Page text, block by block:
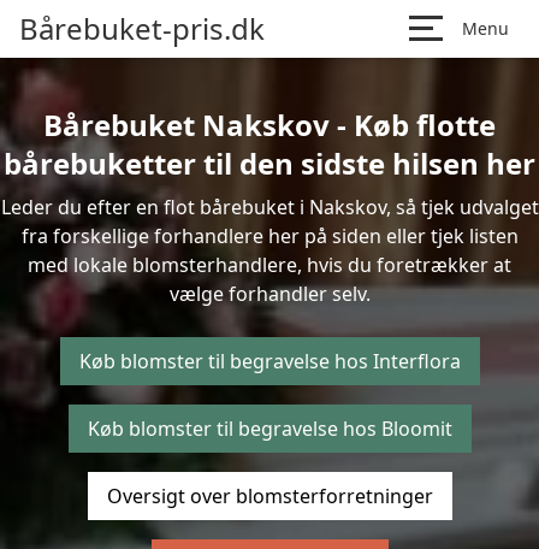
Bårebuket-pris.dk Menu
Bårebuket Nakskov - Køb flotte
bårebuketter til den sidste hilsen her
Leder du efter en flot bårebuket i Nakskov, så tjek udvalget
fra forskellige forhandlere her på siden eller tjek listen
med lokale blomsterhandlere, hvis du foretrækker at
vælge forhandler selv.
Køb blomster til begravelse hos Interflora
Køb blomster til begravelse hos Bloomit
Oversigt over blomsterforretninger